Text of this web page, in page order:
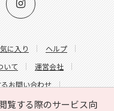
覧する際のサービス向
に入り
ヘルプ
いて
運営会社
お問い合わせ
い合わせ